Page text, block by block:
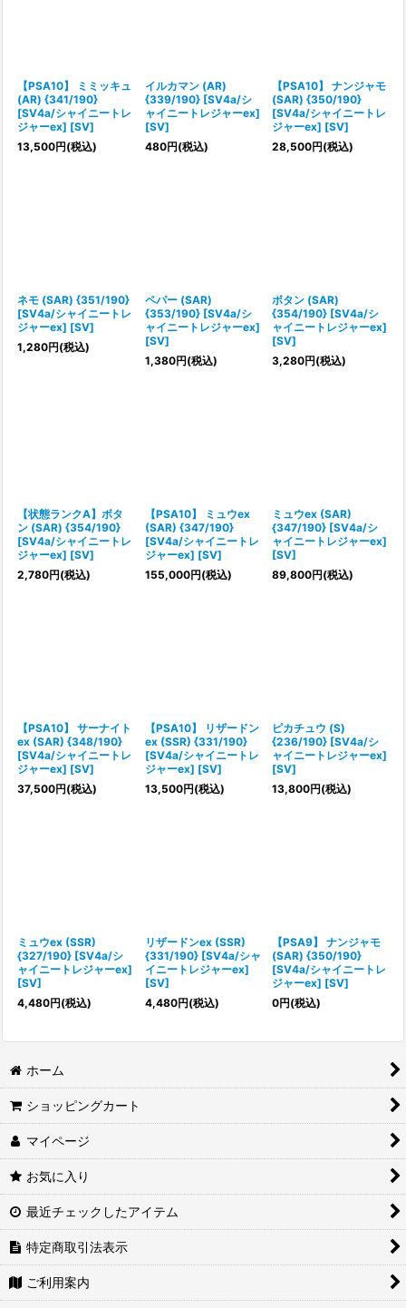
【PSA10】 ミミッキュ
(AR) {341/190}
[SV4a/シャイニートレ
ジャーex] [SV]
13,500円(税込)
イルカマン (AR)
{339/190} [SV4a/シ
ャイニートレジャーex]
[SV]
480円(税込)
【PSA10】 ナンジャモ
(SAR) {350/190}
[SV4a/シャイニートレ
ジャーex] [SV]
28,500円(税込)
ネモ (SAR) {351/190}
[SV4a/シャイニートレ
ジャーex] [SV]
1,280円(税込)
ペパー (SAR)
{353/190} [SV4a/シ
ャイニートレジャーex]
[SV]
1,380円(税込)
ボタン (SAR)
{354/190} [SV4a/シ
ャイニートレジャーex]
[SV]
3,280円(税込)
【状態ランクA】ボタ
ン (SAR) {354/190}
[SV4a/シャイニートレ
ジャーex] [SV]
2,780円(税込)
【PSA10】 ミュウex
(SAR) {347/190}
[SV4a/シャイニートレ
ジャーex] [SV]
155,000円(税込)
ミュウex (SAR)
{347/190} [SV4a/シ
ャイニートレジャーex]
[SV]
89,800円(税込)
【PSA10】 サーナイト
ex (SAR) {348/190}
[SV4a/シャイニートレ
ジャーex] [SV]
37,500円(税込)
【PSA10】 リザードン
ex (SSR) {331/190}
[SV4a/シャイニートレ
ジャーex] [SV]
13,500円(税込)
ピカチュウ (S)
{236/190} [SV4a/シ
ャイニートレジャーex]
[SV]
13,800円(税込)
ミュウex (SSR)
{327/190} [SV4a/シ
ャイニートレジャーex]
[SV]
4,480円(税込)
リザードンex (SSR)
{331/190} [SV4a/シャ
イニートレジャーex]
[SV]
4,480円(税込)
【PSA9】 ナンジャモ
(SAR) {350/190}
[SV4a/シャイニートレ
ジャーex] [SV]
0円(税込)
ホーム
ショッピングカート
マイページ
お気に入り
最近チェックしたアイテム
特定商取引法表示
ご利用案内